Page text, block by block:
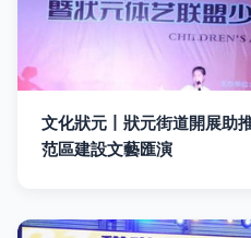
文化狀元丨狀元街道開展助
范區建設文藝匯演